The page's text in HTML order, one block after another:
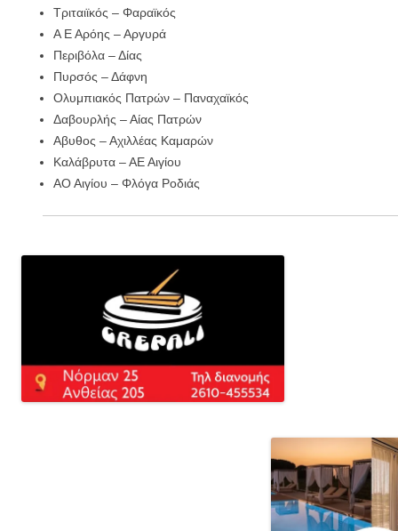
Τριταιϊκός – Φαραϊκός
Α Ε Αρόης – Αργυρά
Περιβόλα – Δίας
Πυρσός – Δάφνη
Ολυμπιακός Πατρών – Παναχαϊκός
Δαβουρλής – Αίας Πατρών
Αβυθος – Αχιλλέας Καμαρών
Καλάβρυτα – ΑΕ Αιγίου
ΑΟ Αιγίου – Φλόγα Ροδιάς